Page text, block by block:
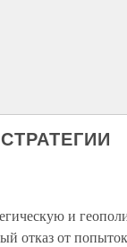
и
отказ от